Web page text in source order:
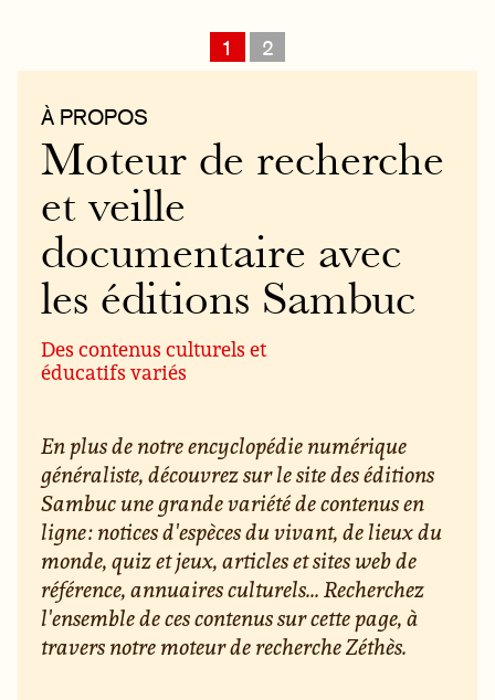
1 2
À PROPOS
Moteur de recherche
et veille
documentaire avec
les éditions Sambuc
Des contenus culturels et
éducatifs variés
En plus de notre encyclopédie numérique
généraliste, découvrez sur le site des éditions
Sambuc une grande variété de contenus en
ligne : notices d'espèces du vivant, de lieux du
monde, quiz et jeux, articles et sites web de
référence, annuaires culturels... Recherchez
l'ensemble de ces contenus sur cette page, à
travers notre moteur de recherche Zéthès.